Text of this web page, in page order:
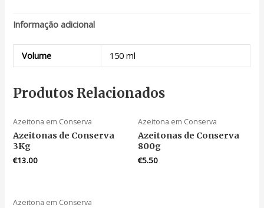
Informação adicional
Volume 150 ml
Produtos Relacionados
Azeitona em Conserva
Azeitonas de Conserva
3Kg
€13.00
Azeitona em Conserva
Azeitonas de Conserva
800g
€5.50
Azeitona em Conserva